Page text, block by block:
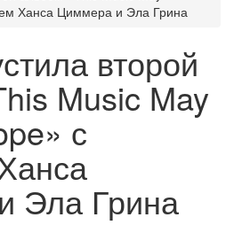
Ханса Циммера и Эла Грина
второй
Music May
с
Эла Грина